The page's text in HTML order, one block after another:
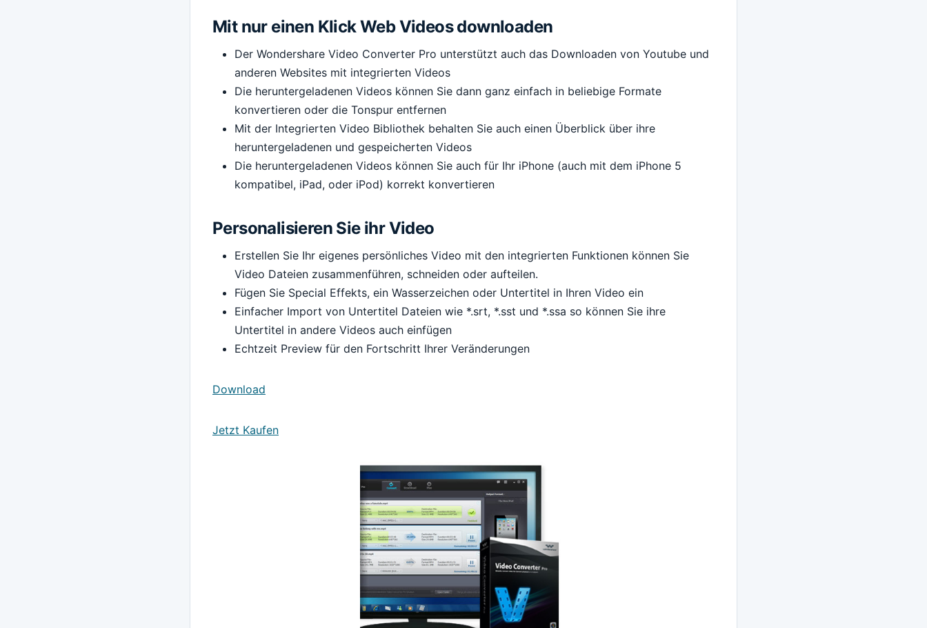
Mit nur einen Klick Web Videos downloaden
Der Wondershare Video Converter Pro unterstützt auch das Downloaden von Youtube und
anderen Websites mit integrierten Videos
Die heruntergeladenen Videos können Sie dann ganz einfach in beliebige Formate
konvertieren oder die Tonspur entfernen
Mit der Integrierten Video Bibliothek behalten Sie auch einen Überblick über ihre
heruntergeladenen und gespeicherten Videos
Die heruntergeladenen Videos können Sie auch für Ihr iPhone (auch mit dem iPhone 5
kompatibel, iPad, oder iPod) korrekt konvertieren
Personalisieren Sie ihr Video
Erstellen Sie Ihr eigenes persönliches Video mit den integrierten Funktionen können Sie
Video Dateien zusammenführen, schneiden oder aufteilen.
Fügen Sie Special Effekts, ein Wasserzeichen oder Untertitel in Ihren Video ein
Einfacher Import von Untertitel Dateien wie *.srt, *.sst und *.ssa so können Sie ihre
Untertitel in andere Videos auch einfügen
Echtzeit Preview für den Fortschritt Ihrer Veränderungen
Download
Jetzt Kaufen